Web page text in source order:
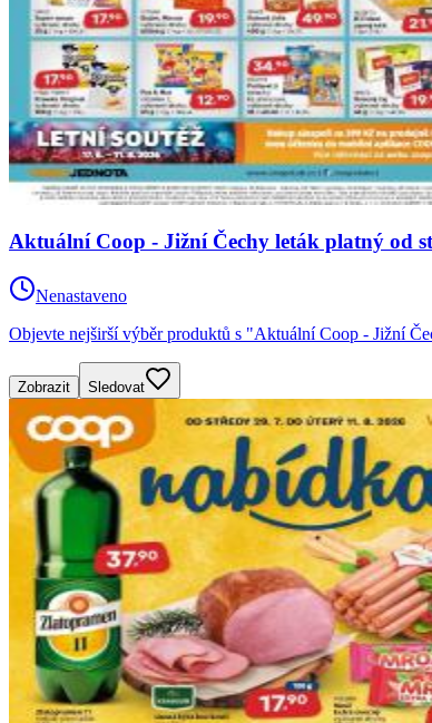
Aktuální Coop - Jižní Čechy leták platný od
Nenastaveno
Objevte nejširší výběr produktů s "Aktuální Coop - Jižní
Zobrazit Sledovat